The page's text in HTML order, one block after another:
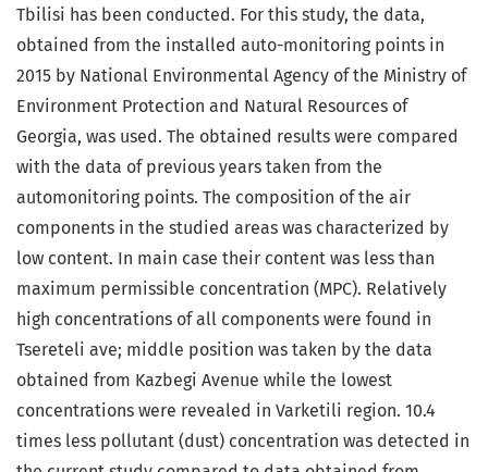
Tbilisi has been conducted. For this study, the data,
obtained from the installed auto-monitoring points in
2015 by National Environmental Agency of the Ministry of
Environment Protection and Natural Resources of
Georgia, was used. The obtained results were compared
with the data of previous years taken from the
automonitoring points. The composition of the air
components in the studied areas was characterized by
low content. In main case their content was less than
maximum permissible concentration (MPC). Relatively
high concentrations of all components were found in
Tsereteli ave; middle position was taken by the data
obtained from Kazbegi Avenue while the lowest
concentrations were revealed in Varketili region. 10.4
times less pollutant (dust) concentration was detected in